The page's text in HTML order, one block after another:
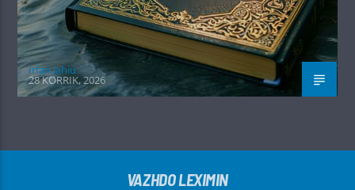
Irfan Jahiu
28 KORRIK, 2026
VAZHDO LEXIMIN